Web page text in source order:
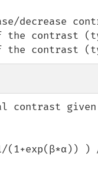
decrease
contrast
contrast
contrast